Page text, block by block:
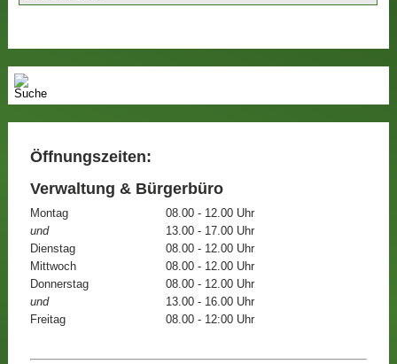
Öffnungszeiten:
Verwaltung & Bürgerbüro
Montag
08.00 - 12.00 Uhr
und
13.00 - 17.00 Uhr
Dienstag
08.00 - 12.00 Uhr
Mittwoch
08.00 - 12.00 Uhr
Donnerstag
08.00 - 12.00 Uhr
und
13.00 - 16.00 Uhr
Freitag
08.00 - 12:00 Uhr